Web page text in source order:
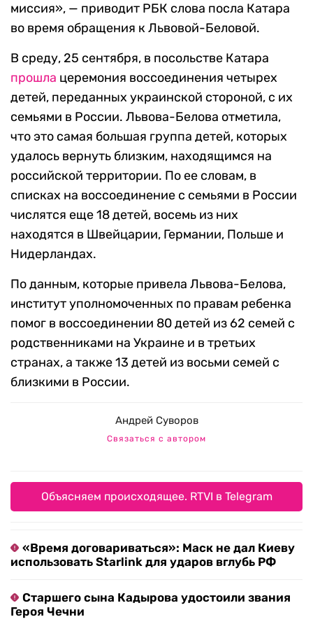
миссия», — приводит РБК слова посла Катара
во время обращения к Львовой-Беловой.
В среду, 25 сентября, в посольстве Катара
прошла церемония воссоединения четырех
детей, переданных украинской стороной, с их
семьями в России. Львова-Белова отметила,
что это самая большая группа детей, которых
удалось вернуть близким, находящимся на
российской территории. По ее словам, в
списках на воссоединение с семьями в России
числятся еще 18 детей, восемь из них
находятся в Швейцарии, Германии, Польше и
Нидерландах.
По данным, которые привела Львова-Белова,
институт уполномоченных по правам ребенка
помог в воссоединении 80 детей из 62 семей с
родственниками на Украине и в третьих
странах, а также 13 детей из восьми семей с
близкими в России.
Андрей Суворов
Связаться с автором
Объясняем происходящее. RTVI в Telegram
«Время договариваться»: Маск не дал Киеву
использовать Starlink для ударов вглубь РФ
Старшего сына Кадырова удостоили звания
Героя Чечни